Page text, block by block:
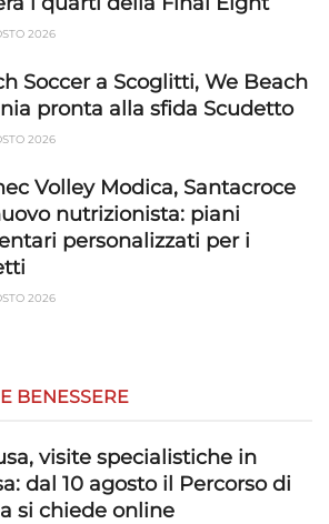
2026
Soccer a Scoglitti, We Beach
pronta alla sfida Scudetto
2026
Volley Modica, Santacroce
nutrizionista: piani
personalizzati per i
2026
BENESSERE
visite specialistiche in
dal 10 agosto il Percorso di
si chiede online